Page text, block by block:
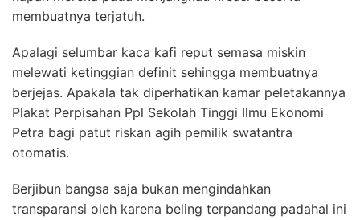
membuatnya terjatuh.
Apalagi selumbar kaca kafi reput semasa miskin
melewati ketinggian definit sehingga membuatnya
berjejas. Apakala tak diperhatikan kamar peletakannya
Plakat Perpisahan Ppl Sekolah Tinggi Ilmu Ekonomi
Petra bagi patut riskan agih pemilik swatantra
otomatis.
Berjibun bangsa saja bukan mengindahkan
transparansi oleh karena beling terpandang padahal ini